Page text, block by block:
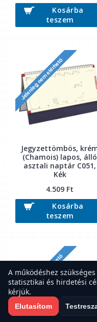
Kosárba
teszem
Jegyzettömbös,
(Chamois) lapos, álló
asztali naptár C051,
Kék
4.509 Ft
Kosárba
teszem
A működéshez
statisztikai és hirdetési
kérjük.
Elutasítom